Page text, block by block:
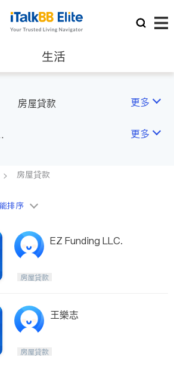
生活
會計師
非盈利組織
房屋貸款 更多
& Lynchburg
更多
房屋貸款
排序
EZ Funding LLC.
房屋貸款
王樂志
房屋貸款